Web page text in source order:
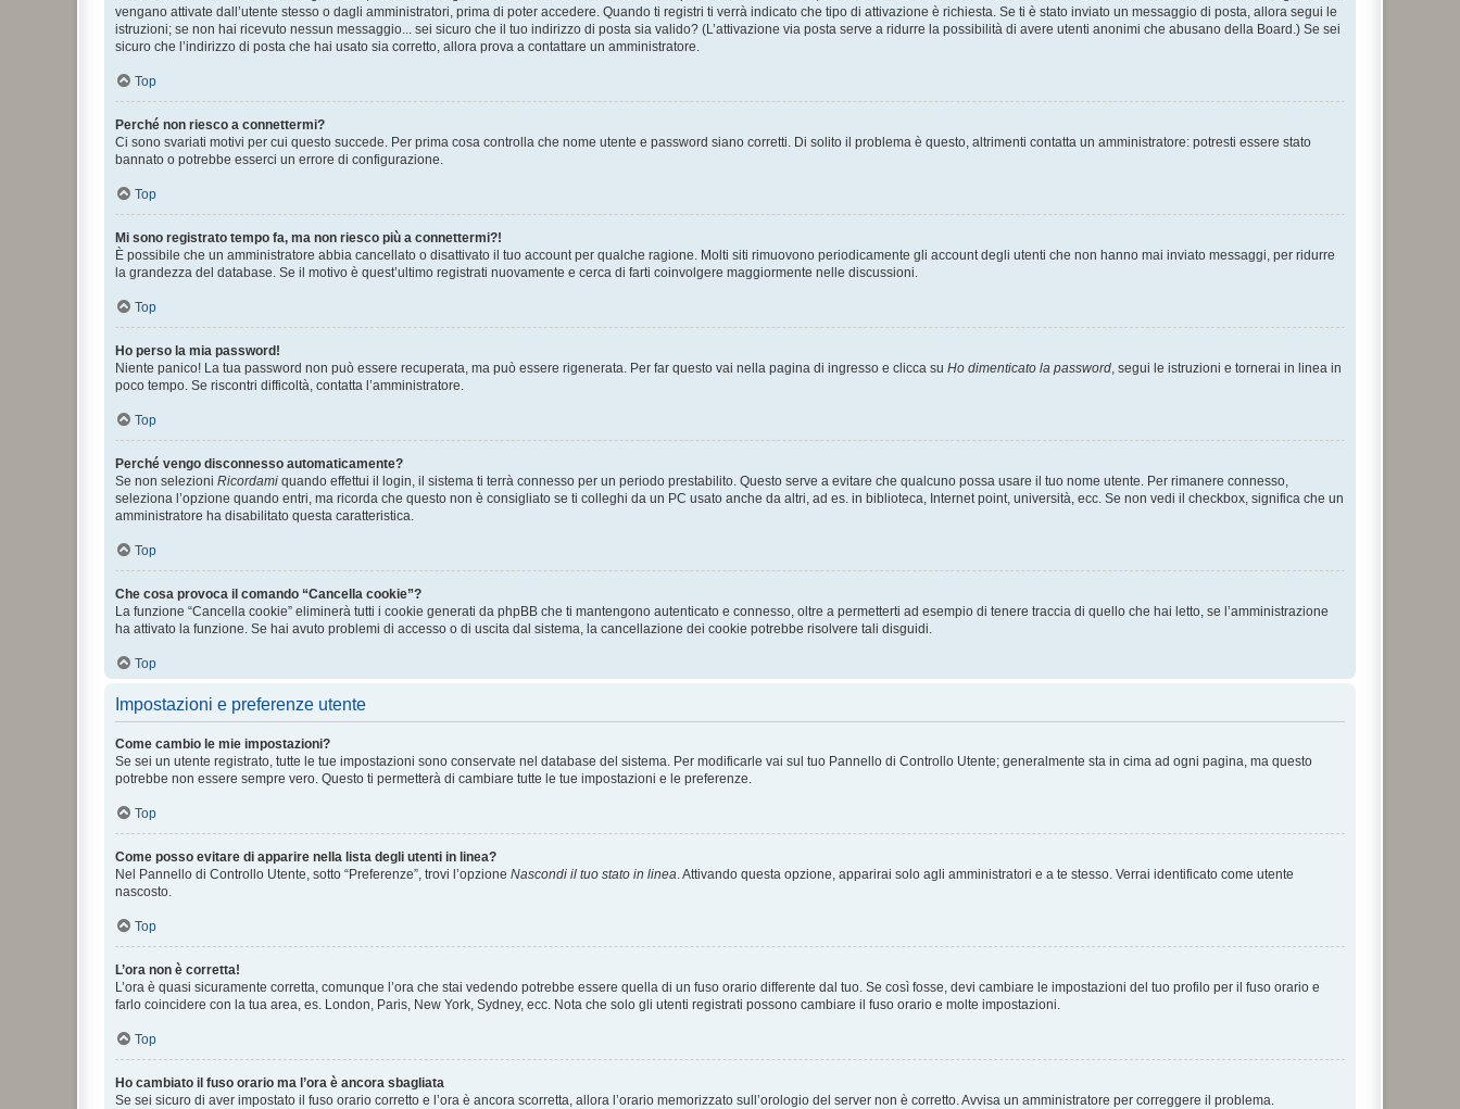
vengano attivate dall’utente stesso o dagli amministratori, prima di poter accedere. Quando ti registri ti verrà indicato che tipo di attivazione è richiesta. Se ti è stato inviato un messaggio di posta, allora segui le
istruzioni; se non hai ricevuto nessun messaggio... sei sicuro che il tuo indirizzo di posta sia valido? (L’attivazione via posta serve a ridurre la possibilità di avere utenti anonimi che abusano della Board.) Se sei
sicuro che l’indirizzo di posta che hai usato sia corretto, allora prova a contattare un amministratore.
Top
Perché non riesco a connettermi?
Ci sono svariati motivi per cui questo succede. Per prima cosa controlla che nome utente e password siano corretti. Di solito il problema è questo, altrimenti contatta un amministratore: potresti essere stato
bannato o potrebbe esserci un errore di configurazione.
Top
Mi sono registrato tempo fa, ma non riesco più a connettermi?!
È possibile che un amministratore abbia cancellato o disattivato il tuo account per qualche ragione. Molti siti rimuovono periodicamente gli account degli utenti che non hanno mai inviato messaggi, per ridurre
la grandezza del database. Se il motivo è quest’ultimo registrati nuovamente e cerca di farti coinvolgere maggiormente nelle discussioni.
Top
Ho perso la mia password!
Niente panico! La tua password non può essere recuperata, ma può essere rigenerata. Per far questo vai nella pagina di ingresso e clicca su Ho dimenticato la password , segui le istruzioni e tornerai in linea in
poco tempo. Se riscontri difficoltà, contatta l’amministratore.
Top
Perché vengo disconnesso automaticamente?
Se non selezioni Ricordami quando effettui il login, il sistema ti terrà connesso per un periodo prestabilito. Questo serve a evitare che qualcuno possa usare il tuo nome utente. Per rimanere connesso,
seleziona l’opzione quando entri, ma ricorda che questo non è consigliato se ti colleghi da un PC usato anche da altri, ad es. in biblioteca, Internet point, università, ecc. Se non vedi il checkbox, significa che un
amministratore ha disabilitato questa caratteristica.
Top
Che cosa provoca il comando “Cancella cookie”?
La funzione “Cancella cookie” eliminerà tutti i cookie generati da phpBB che ti mantengono autenticato e connesso, oltre a permetterti ad esempio di tenere traccia di quello che hai letto, se l’amministrazione
ha attivato la funzione. Se hai avuto problemi di accesso o di uscita dal sistema, la cancellazione dei cookie potrebbe risolvere tali disguidi.
Top
Impostazioni e preferenze utente
Come cambio le mie impostazioni?
Se sei un utente registrato, tutte le tue impostazioni sono conservate nel database del sistema. Per modificarle vai sul tuo Pannello di Controllo Utente; generalmente sta in cima ad ogni pagina, ma questo
potrebbe non essere sempre vero. Questo ti permetterà di cambiare tutte le tue impostazioni e le preferenze.
Top
Come posso evitare di apparire nella lista degli utenti in linea?
Nel Pannello di Controllo Utente, sotto “Preferenze”, trovi l’opzione Nascondi il tuo stato in linea . Attivando questa opzione, apparirai solo agli amministratori e a te stesso. Verrai identificato come utente
nascosto.
Top
L’ora non è corretta!
L’ora è quasi sicuramente corretta, comunque l’ora che stai vedendo potrebbe essere quella di un fuso orario differente dal tuo. Se così fosse, devi cambiare le impostazioni del tuo profilo per il fuso orario e
farlo coincidere con la tua area, es. London, Paris, New York, Sydney, ecc. Nota che solo gli utenti registrati possono cambiare il fuso orario e molte impostazioni.
Top
Ho cambiato il fuso orario ma l’ora è ancora sbagliata
Se sei sicuro di aver impostato il fuso orario corretto e l’ora è ancora scorretta, allora l’orario memorizzato sull’orologio del server non è corretto. Avvisa un amministratore per correggere il problema.